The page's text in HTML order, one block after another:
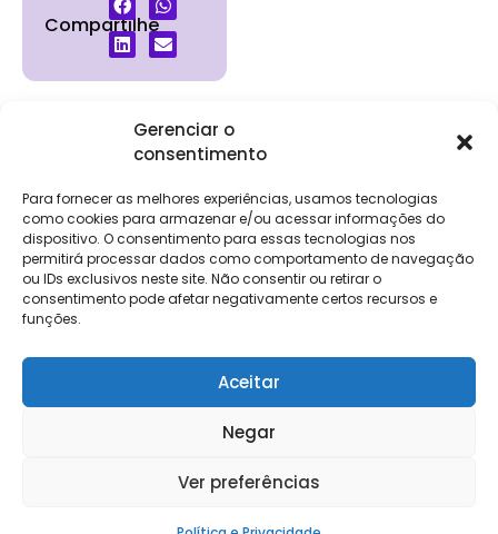
Gerenciar o
consentimento
Para fornecer as melhores experiências, usamos tecnologias
como cookies para armazenar e/ou acessar informações do
dispositivo. O consentimento para essas tecnologias nos
permitirá processar dados como comportamento de navegação
ou IDs exclusivos neste site. Não consentir ou retirar o
consentimento pode afetar negativamente certos recursos e
funções.
Aceitar
Negar
Ver preferências
Compartilhe
Institucional
Trabalhe
Conosco
Contato
Relatório de
Salarial
Clientes
Login
Eventos
Contábeis
Holos
NG Essence
Soluções
DP e RH
NG Folha
eKeep
FisCo
Keevo Software | CNPJ: 14.766.429/0001-07
Rua Rio de Janeiro, 1462 – Lourdes, Belo Horizonte – MG, 30160-042